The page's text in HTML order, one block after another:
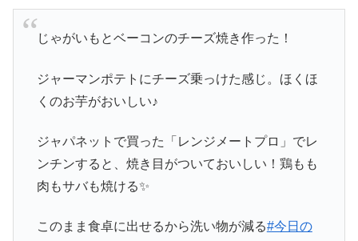
じゃがいもとベーコンのチーズ焼き作った！
ジャーマンポテトにチーズ乗っけた感じ。ほくほ
くのお芋がおいしい♪
ジャパネットで買った「レンジメートプロ」でレ
ンチンすると、焼き目がついておいしい！鶏もも
肉もサバも焼ける✨
このまま食卓に出せるから洗い物が減る#今日の